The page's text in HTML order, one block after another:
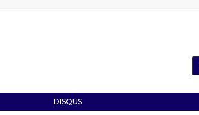
DISQUS